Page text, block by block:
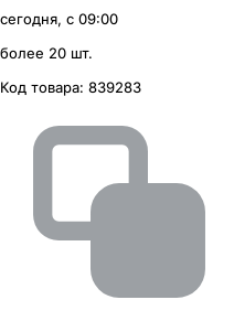
сегодня, с 09:00
более 20 шт.
Код товара: 839283